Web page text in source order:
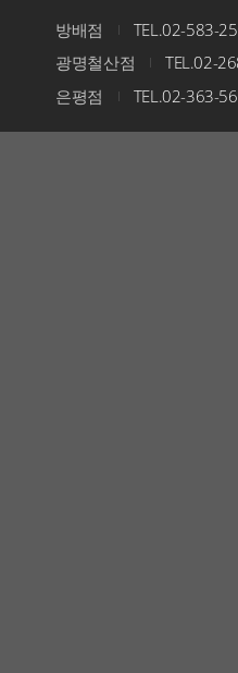
방배점 I TEL.02-583-
광명철산점
I TEL.02-
은평점
I TEL.02-363-